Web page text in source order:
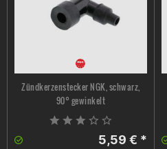
Zündkerzenstecker NGK, schwarz,
90° gewinkelt
5,59 € *